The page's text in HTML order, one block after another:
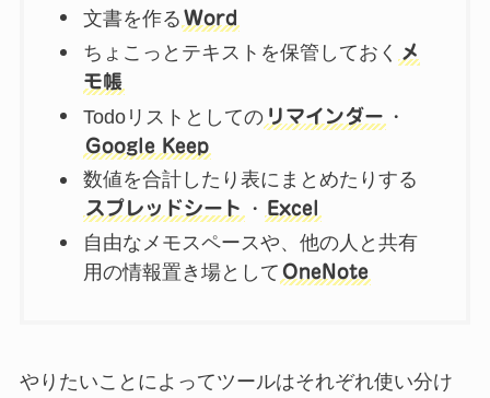
文書を作る Word
ちょこっとテキストを保管しておく
メ
モ帳
Todoリストとしての リマインダー ・
Google Keep
数値を合計したり表にまとめたりする
スプレッドシート ・ Excel
自由なメモスペースや、他の人と共有
用の情報置き場として OneNote
やりたいことによってツールはそれぞれ使い分け